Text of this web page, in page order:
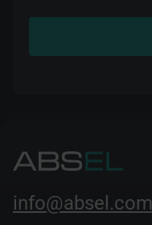
info@absel.com